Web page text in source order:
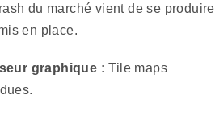
du marché vient de se produire
en place.
graphique : Tile maps